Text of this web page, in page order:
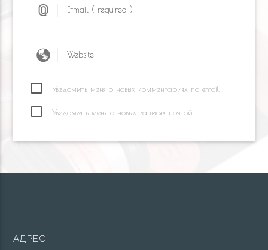
Уведомить меня о новых комментариях по email.
Уведомлять меня о новых записях почтой.
АДРЕС